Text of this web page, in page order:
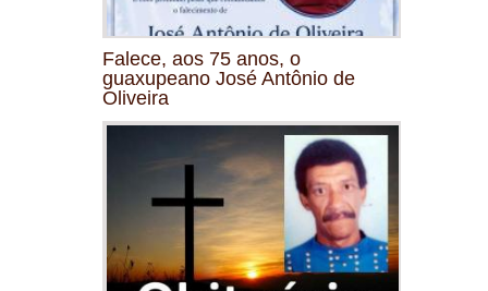
Falece, aos 75 anos, o
guaxupeano José Antônio de
Oliveira